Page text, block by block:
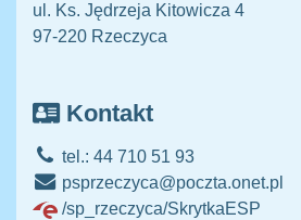
ul. Ks. Jędrzeja Kitowicza 4
97-220 Rzeczyca
Kontakt
tel.: 44 710 51 93
psprzeczyca@poczta.onet.pl
/sp_rzeczyca/SkrytkaESP